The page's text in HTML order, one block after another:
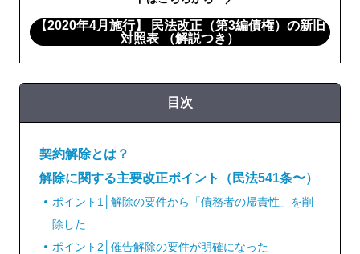
【2020年4月施行】 民法改正（第3編債権）の新旧
対照表 （解説つき）
目次
契約解除とは？
解除に関する主要改正ポイント（民法541条〜）
ポイント1│解除の要件から「債務者の帰責性」を削
除した
ポイント2│催告解除の要件が明確になった